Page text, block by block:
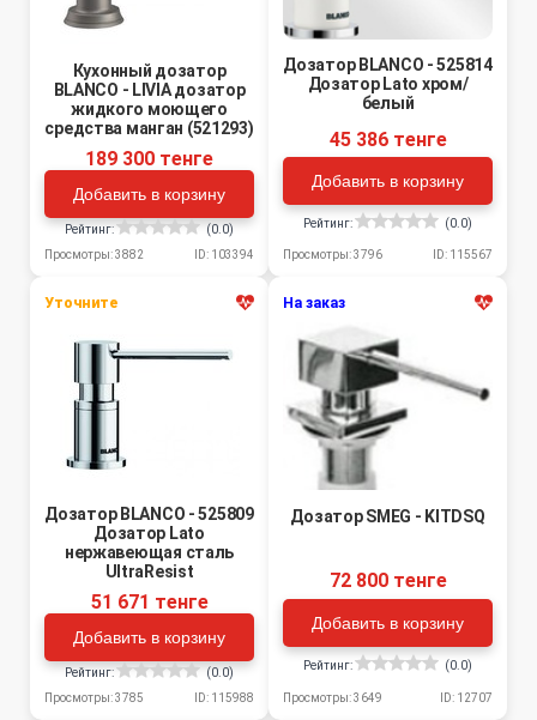
Кухонный дозатор
BLANCO - LIVIA дозатор
жидкого моющего
средства манган (521293)
189 300 тенге
Добавить в корзину
Рейтинг:
(0.0)
Просмотры: 3882
ID: 103394
Дозатор BLANCO - 525814
Дозатор Lato хром/
белый
45 386 тенге
Добавить в корзину
Рейтинг: (0.0)
Просмотры: 3796 ID: 115567
Уточните
Дозатор BLANCO - 525809
Дозатор Lato
нержавеющая сталь
UltraResist
51 671 тенге
Добавить в корзину
Рейтинг:
(0.0)
Просмотры: 3785
ID: 115988
На заказ
Дозатор SMEG - KITDSQ
72 800 тенге
Добавить в корзину
Рейтинг: (0.0)
Просмотры: 3649 ID: 12707